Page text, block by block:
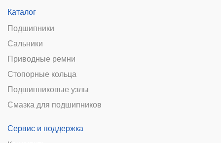
Каталог
Подшипники
Сальники
Приводные ремни
Стопорные кольца
Подшипниковые узлы
Смазка для подшипников
Сервис и поддержка